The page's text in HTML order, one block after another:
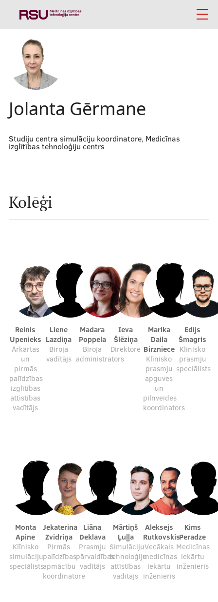
content
English
Mobile
galvenā
izvēlne
Par mums
Simulāciju tehnoloģiju iespējas
Foto galerija
Projekti
Sadarbība
Notikumu kalendārs
Kontakti
Jolanta Gērmane
Studiju centra simulāciju koordinatore, Medicīnas
izglītības tehnoloģiju centrs
Kolēģi
Reinis
Upenieks
Ārkārtas
un
pirmās
palīdzības
izglītības
attīstības
vadītājs
Liene
Lazdiņa
Biroja
vadītājs
Madara
Poppela
Biroja
administrators
Ieva
Šlēziņa
Direktore
Marika
Daila
Birzniece
Klīnisko
prasmju
apguves
un
pilnveides
koordinators
Edijs
Šmagris
Klīnisko
prasmju
speciālists
Monta
Apine
Klīnisko
simulāciju
speciālists
Jekaterina
Zvidriņa
Pirmās
palīdzības
apmācību
koordinatore
Liāna
Deklava
Prasmju
pārvaldības
vadītājs
Mārtiņš
Ļuļļa
Simulāciju
tehnoloģiju
attīstības
vadītājs
Aleksejs
Rutkovskis
Vecākais
medicīnas
iekārtu
inženieris
Kims
Peradze
Medicīnas
iekārtu
inženieris